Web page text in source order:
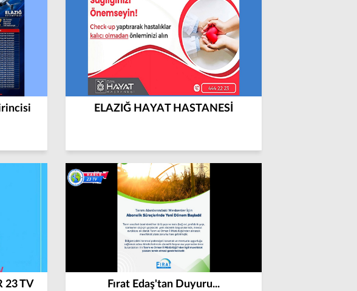
ELAZIĞ HAYAT HASTANESİ
23 TV
Fırat Edaş'tan Duyuru...